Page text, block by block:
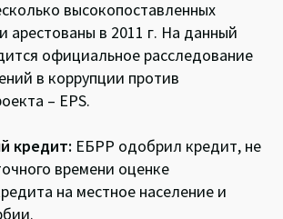
высокопоставленных
арестованы в 2011 г. На данный
официальное расследование
в коррупции против
– EPS.
кредит: ЕБРР одобрил кредит, не
времени оценке
на местное население и